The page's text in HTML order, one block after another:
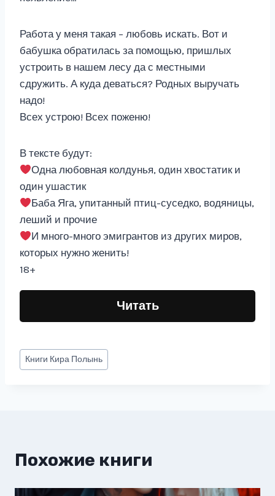
Работа у меня такая – любовь искать. Вот и
бабушка обратилась за помощью, пришлых
устроить в нашем лесу да с местными
сдружить. А куда деваться? Родных выручать
надо!
Всех устрою! Всех поженю!
В тексте будут:
Одна любовная колдунья, один хвостатик и
один ушастик
Баба Яга, упитанный птиц-суседко, водяницы,
леший и прочие
И много-много эмигрантов из других миров,
которых нужно женить!
18+
Читать
Метки
записи:
Книги Кира Полынь
Похожие книги